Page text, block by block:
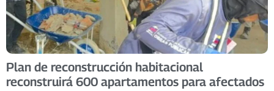
Plan de reconstrucción habitacional
reconstruirá 600 apartamentos para afectados